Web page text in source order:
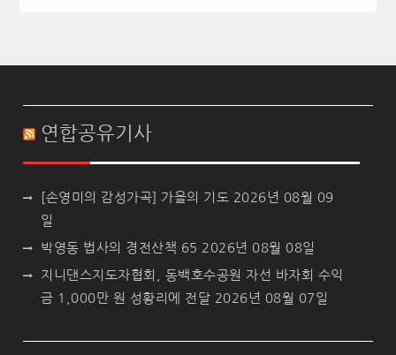
연합공유기사
[손영미의 감성가곡] 가을의 기도 2026년 08월 09
일
박영동 법사의 경전산책 65 2026년 08월 08일
지니댄스지도자협회, 동백호수공원 자선 바자회 수익
금 1,000만 원 성황리에 전달 2026년 08월 07일